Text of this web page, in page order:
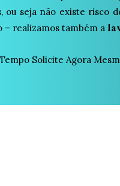
ou seja não existe risco
– realizamos também a
Solicite Agora